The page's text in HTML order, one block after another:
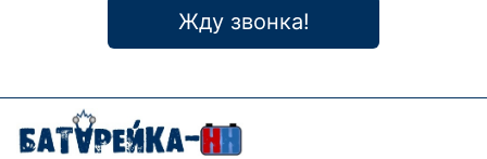
Жду звонка!